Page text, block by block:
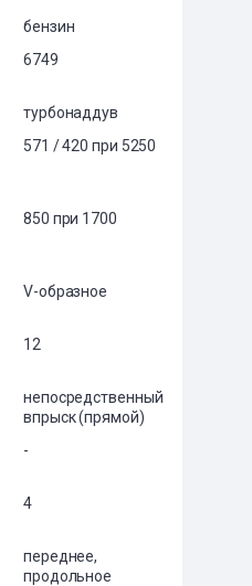
бензин
6749
турбонаддув
571 / 420 при 5250
850 при 1700
V-образное
12
непосредственный
впрыск (прямой)
-
4
переднее,
продольное